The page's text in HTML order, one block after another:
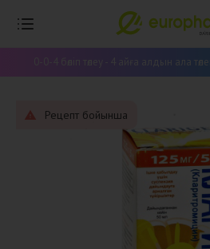
0-0-4 бөліп төлеу - 4 айға алдын ала
Рецепт бойынша